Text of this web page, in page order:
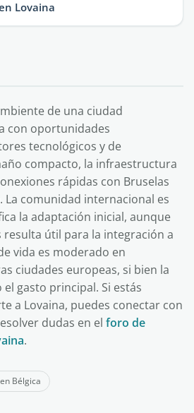
Lovaina
de una ciudad
con oportunidades
tecnológicos y de
compacto, la infraestructura
rápidas con Bruselas
La comunidad internacional es
la adaptación inicial, aunque
útil para la integración a
vida es moderado en
ciudades europeas, si bien la
gasto principal. Si estás
a Lovaina, puedes conectar con
dudas en el foro de
.
Bélgica